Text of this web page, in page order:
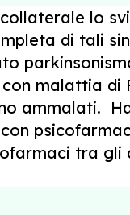
lo
di tali
malattia di
ammalati.
tra gli